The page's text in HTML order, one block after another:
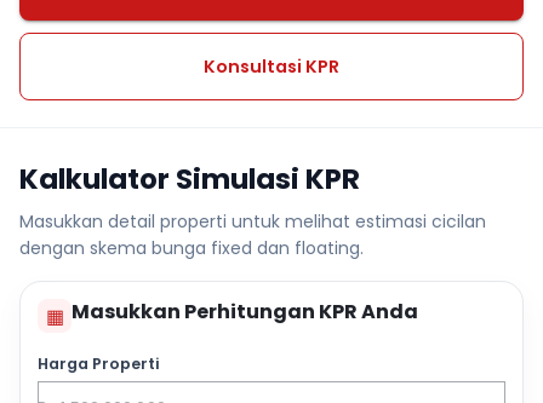
Konsultasi KPR
Kalkulator Simulasi KPR
Masukkan detail properti untuk melihat estimasi cicilan
dengan skema bunga fixed dan floating.
▦ Masukkan Perhitungan KPR Anda
Harga Properti